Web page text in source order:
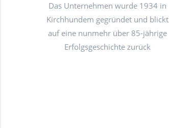
Das Unternehmen wurde 1934 in
Kirchhundem gegründet und blickt
auf eine nunmehr über 85-jährige
Erfolgsgeschichte zurück